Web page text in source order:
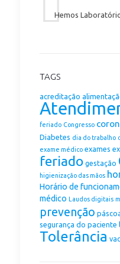
Hemos
TAGS
acreditação
feriado Congresso
Diabetes dia do trabalho
exame médico exames
feriado gestação
higienização das mãos
Horário de
médico Laudos digitais
prevenção
segurança do paciente
Tolerância